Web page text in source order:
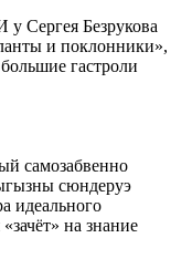
у Сергея Безрукова
и поклонники»,
гастроли
самозабвенно
сюндеруэ
идеального
на знание